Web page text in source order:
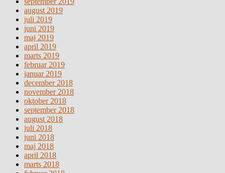
august 2019
juli 2019
juni 2019
maj 2019
april 2019
marts 2019
februar 2019
januar 2019
december 2018
november 2018
oktober 2018
september 2018
august 2018
juli 2018
juni 2018
maj 2018
april 2018
marts 2018